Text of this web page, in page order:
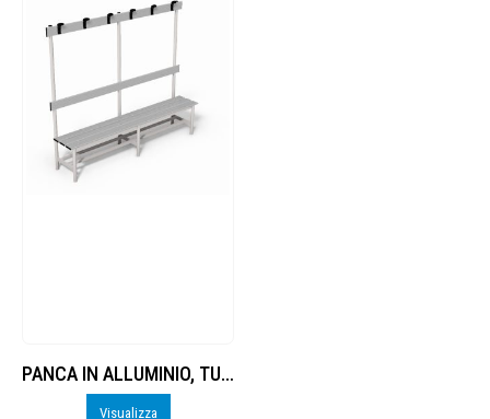
PANCA IN ALLUMINIO, TUBO TONDO DIAMETRO 40 MM, DOGHE IN IN ALLUMINIO, LUNGHEZZA 2 M, CON SEDUTA, SCHIENALE E APPENDIABITI
Visualizza